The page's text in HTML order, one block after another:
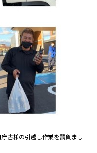
舎様の引越し作業を請負まし